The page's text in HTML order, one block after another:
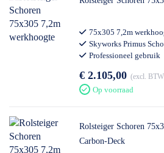
75x305 7,2m
Skyworks Primus
Professioneel gebruik
€ 2.105,00 excl. BTW
Op voorraad
Rolsteiger Schoren
Carbon-Deck